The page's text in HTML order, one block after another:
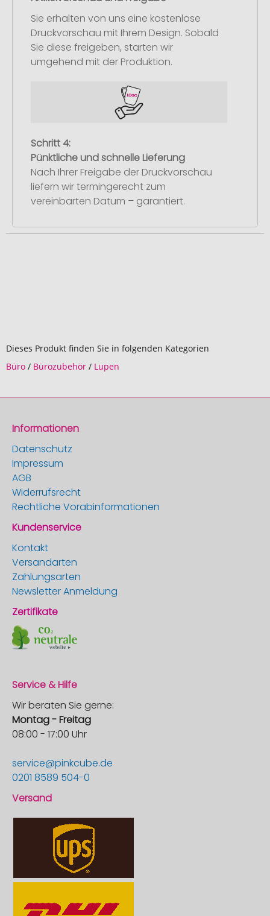
Sie erhalten von uns eine kostenlose
Druckvorschau mit Ihrem Design. Sobald
Sie diese freigeben, starten wir
umgehend mit der Produktion.
Schritt 4:
Pünktliche und schnelle Lieferung
Nach Ihrer Freigabe der Druckvorschau
liefern wir termingerecht zum
vereinbarten Datum – garantiert.
Dieses Produkt finden Sie in folgenden Kategorien
Büro / Bürozubehör / Lupen
Informationen
Datenschutz
Impressum
AGB
Widerrufsrecht
Rechtliche Vorabinformationen
Kundenservice
Kontakt
Versandarten
Zahlungsarten
Newsletter Anmeldung
Zertifikate
Service & Hilfe
Wir beraten Sie gerne:
Montag - Freitag
08:00 - 17:00 Uhr
service@pinkcube.de
0201 8589 504-0
Versand